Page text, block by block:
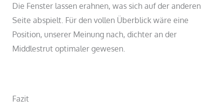
Die Fenster lassen erahnen, was sich auf der anderen
Seite abspielt. Für den vollen Überblick wäre eine
Position, unserer Meinung nach, dichter an der
Middlestrut optimaler gewesen.
Fazit